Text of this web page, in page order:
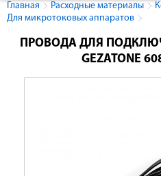
Главная Расходные материалы
Для микротоковых аппаратов
ПРОВОДА ДЛЯ
GEZATONE